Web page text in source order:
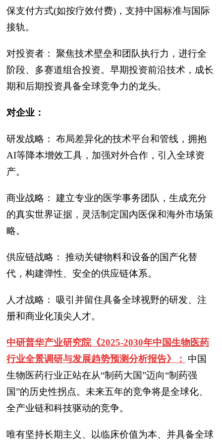
保支付方式(如按疗效付费)，支持中国标准与国际
接轨。
对投资者： 聚焦技术壁垒和团队执行力，进行全
阶段、多赛道组合投资。早期投资前沿技术，成长
期和后期投资具备全球竞争力的龙头。
对企业：
研发战略： 布局差异化的技术平台和管线，拥抱
AI等降本增效工具，加强对外合作，引入全球资
产。
商业战略： 建立专业的医学事务团队，生成充分
的真实世界证据，灵活制定国内医保和海外市场策
略。
供应链战略： 推动关键物料和设备的国产化替
代，构建弹性、安全的供应链体系。
人才战略： 吸引并留住具备全球视野的研发、注
册和商业化顶尖人才。
中研普华产业研究院《2025-2030年中国生物医药
行业全景调研与发展趋势预测分析报告》：
中国
生物医药行业正站在从“制药大国”迈向“制药强
国”的历史性拐点。未来五年的竞争将是全球化、
全产业链和科技驱动的竞争。
唯有坚持长期主义、以临床价值为本、并具备全球